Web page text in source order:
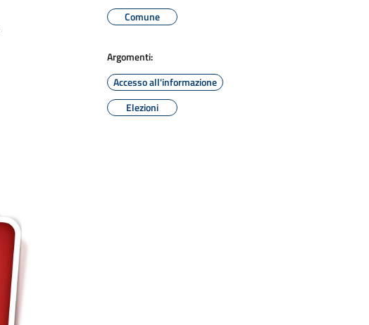
Comune
Argomenti:
Accesso all'informazione
Elezioni